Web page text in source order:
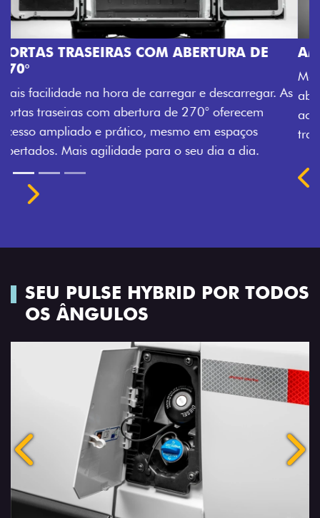
As
AMPLA ABERTURA DA PORTA LATERAL
Mais versatilidade para o seu carregamento. A
abertura da porta lateral do Novo Ducato facilita o
acesso à carga, otimizando tempo e tornando o
trabalho mais eficiente, onde quer que você esteja.
Previous
Next
SEU PULSE HYBRID POR TODOS
OS ÂNGULOS
Anterior